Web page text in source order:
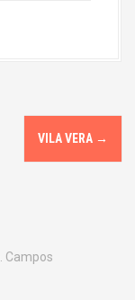
VILA VERA →
Campos